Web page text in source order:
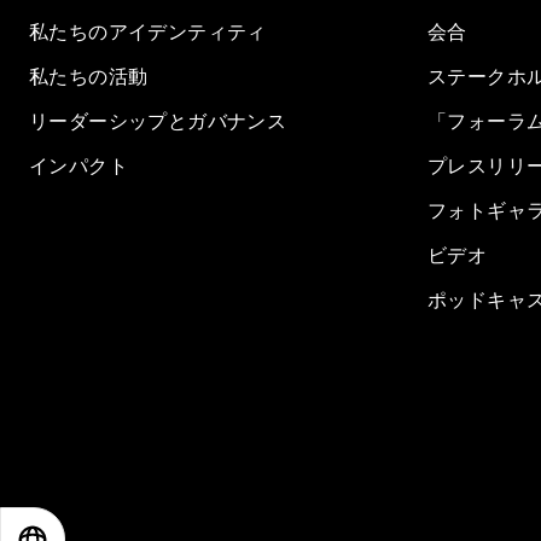
私たちのアイデンティティ
私たちの活動
リーダーシップとガバナンス
インパクト
会合
ステークホ
「フォーラ
プレスリリ
フォトギャ
ビデオ
ポッドキャ